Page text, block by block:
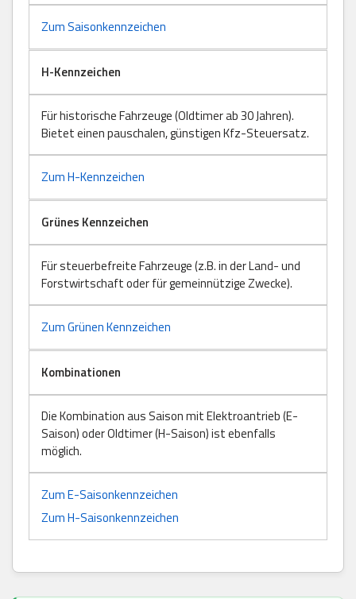
Zum Saisonkennzeichen
H-Kennzeichen
Für historische Fahrzeuge (Oldtimer ab 30 Jahren).
Bietet einen pauschalen, günstigen Kfz-Steuersatz.
Zum H-Kennzeichen
Grünes Kennzeichen
Für steuerbefreite Fahrzeuge (z.B. in der Land- und
Forstwirtschaft oder für gemeinnützige Zwecke).
Zum Grünen Kennzeichen
Kombinationen
Die Kombination aus Saison mit Elektroantrieb (E-
Saison) oder Oldtimer (H-Saison) ist ebenfalls
möglich.
Zum E-Saisonkennzeichen
Zum H-Saisonkennzeichen